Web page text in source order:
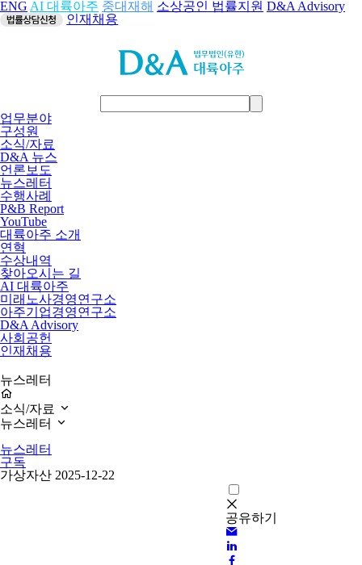
ENG AI 대륙아주 중대재해 소상공인 법률지원 D&A Advisory
인재채용
업무분야
구성원
소식/자료
D&A 뉴스
언론보도
뉴스레터
수행사례
P&B Report
YouTube
대륙아주 소개
연혁
수상내역
찾아오시는 길
AI 대륙아주
미래노사경영연구소
아주기업경영연구소
D&A Advisory
사회공헌
인재채용
뉴스레터
소식/자료
뉴스레터
뉴스레터
구독
가상자산 2025-12-22
공유하기